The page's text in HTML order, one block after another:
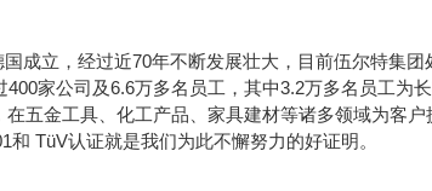
成立，经过近70年不断发展壮大，目前伍尔特集团
家公司及6.6万多名员工，其中3.2万多名员工为
五金工具、化工产品、家具建材等诸多领域为客
和 TüV认证就是我们为此不懈努力的好证明。